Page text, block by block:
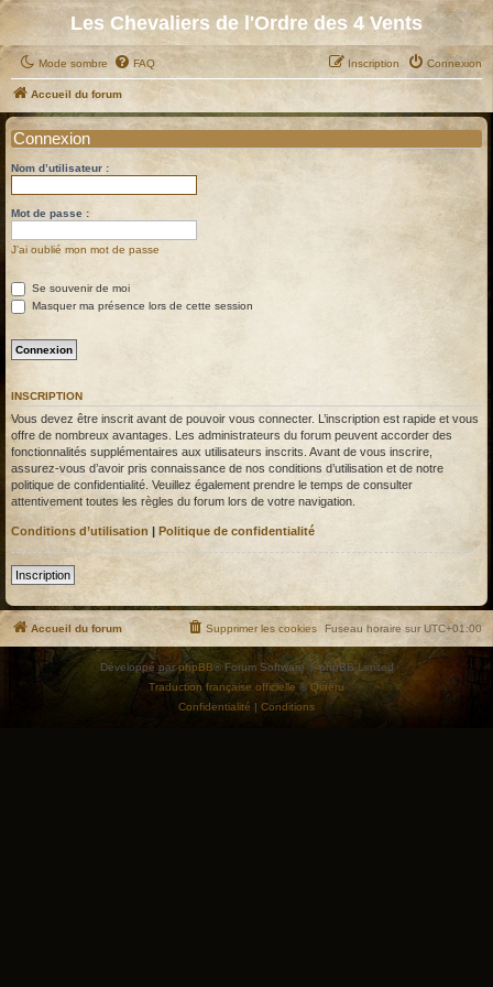
Les Chevaliers de l'Ordre des 4 Vents
Mode sombre FAQ Connexion
Inscription
Accueil du forum
Connexion
Nom d’utilisateur :
Mot de passe :
J’ai oublié mon mot de passe
Se souvenir de moi
Masquer ma présence lors de cette session
INSCRIPTION
Vous devez être inscrit avant de pouvoir vous connecter. L’inscription est rapide et vous
offre de nombreux avantages. Les administrateurs du forum peuvent accorder des
fonctionnalités supplémentaires aux utilisateurs inscrits. Avant de vous inscrire,
assurez-vous d’avoir pris connaissance de nos conditions d’utilisation et de notre
politique de confidentialité. Veuillez également prendre le temps de consulter
attentivement toutes les règles du forum lors de votre navigation.
Conditions d’utilisation | Politique de confidentialité
Inscription
Accueil du forum Fuseau horaire surUTC+01:00
Supprimer les cookies
Développé parphpBB® Forum Software © phpBB Limited
Traduction française officielle ©Qiaeru
Confidentialité | Conditions